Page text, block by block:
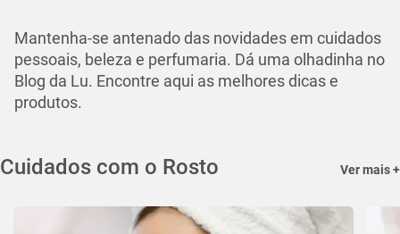
Mantenha-se antenado das novidades em cuidados
pessoais, beleza e perfumaria. Dá uma olhadinha no
Blog da Lu. Encontre aqui as melhores dicas e
produtos.
Cuidados com o Rosto Ver mais +